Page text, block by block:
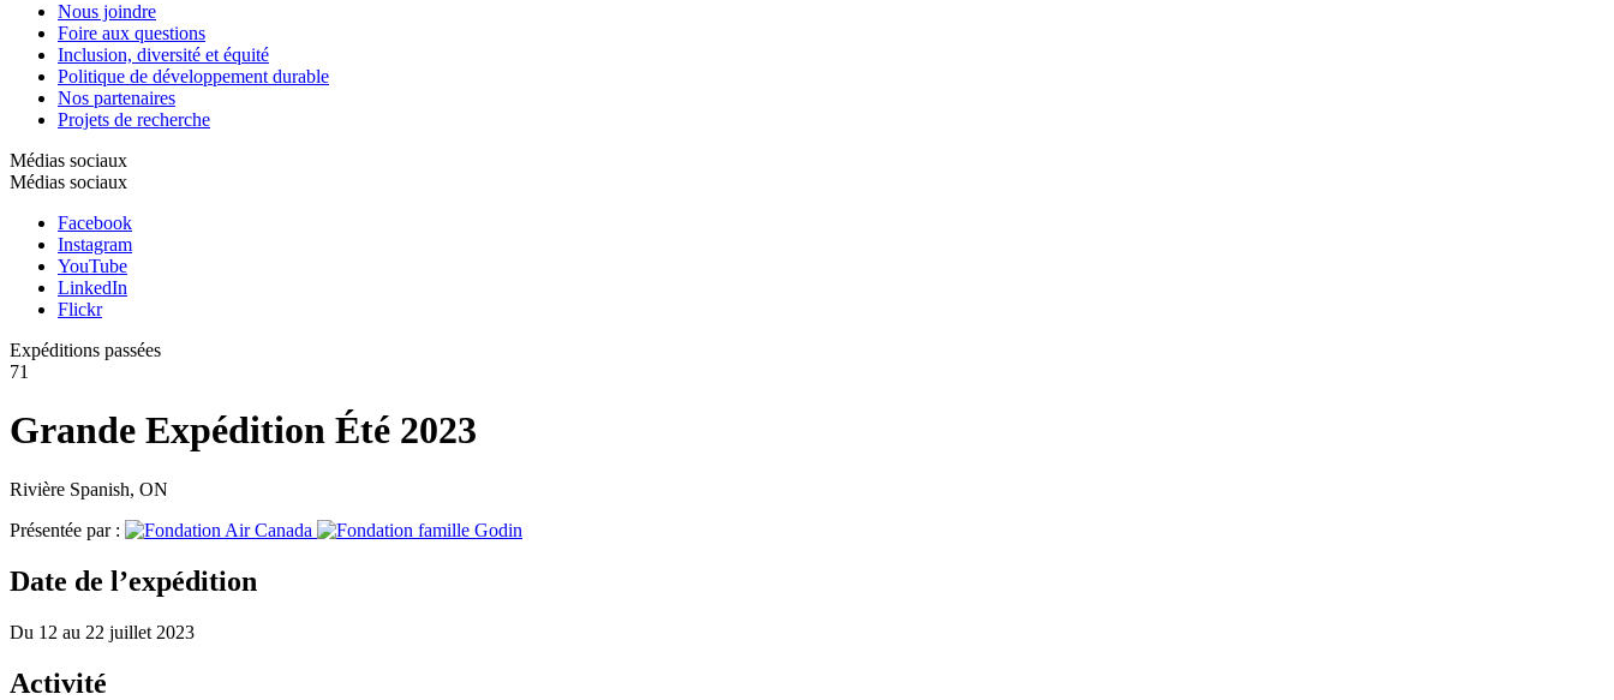
Nous joindre
Foire aux questions
Inclusion, diversité et équité
Politique de développement durable
Nos partenaires
Projets de recherche
Médias sociaux
Médias sociaux
Facebook
Instagram
YouTube
LinkedIn
Flickr
Expéditions passées
71
Grande Expédition Été 2023
Rivière Spanish, ON
Présentée par :
Date de l’expédition
Du 12 au 22 juillet 2023
Activité